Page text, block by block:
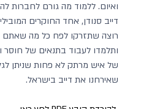
ואיום. ללמוד מה גורם לחברות
דייב סנודן, אחד החוקרים
רוצה שתזרקו לפח כל מה שאתם
ותלמדו לעבוד בתנאים של חוסר
שאירחנו את דייב בישראל.